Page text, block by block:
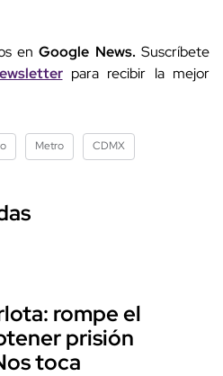
enGoogle News. Suscríbete
para recibir la mejor
Metro CDMX
rompe el
prisión
toca